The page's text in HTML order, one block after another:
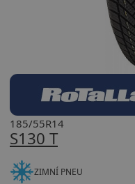
S130 T
185/55R14
ZIMNÍ PNEU